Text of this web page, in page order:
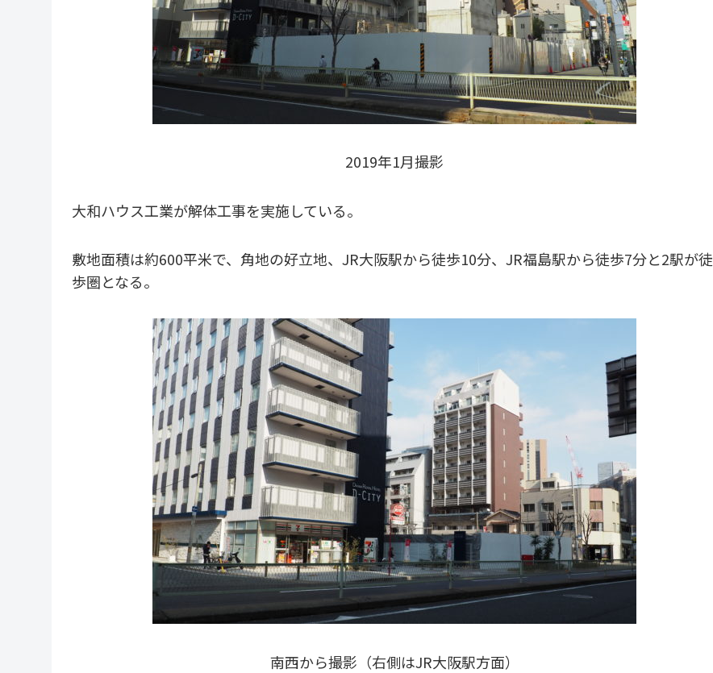
2019年1月撮影
大和ハウス工業が解体工事を実施している。
敷地面積は約600平米で、角地の好立地、JR大阪駅から徒歩10分、JR福島駅から徒歩7分と2駅が徒
歩圏となる。
南西から撮影（右側はJR大阪駅方面）